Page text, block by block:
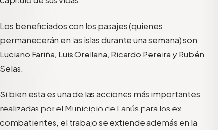
Los beneficiados con los pasajes (quienes
permanecerán en las islas durante una semana) son
Luciano Fariña, Luis Orellana, Ricardo Pereira y Rubén
Selas.
Si bien esta es una de las acciones más importantes
realizadas por el Municipio de Lanús para los ex
combatientes, el trabajo se extiende además en la